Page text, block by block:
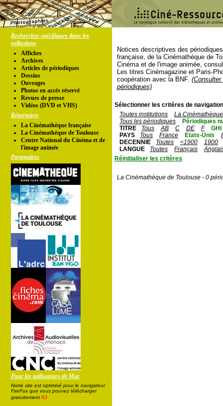
Recherches spécifiques dans les
collections
Affiches
Archives
Articles de périodiques
Dessins
Ouvrages
Photos en accés réservé
Revues de presse
Vidéos (DVD et VHS)
Répertoires
La Cinémathèque française
La Cinémathèque de Toulouse
Centre National du Cinéma et de
l'image animée
Partenaires
Pour les utilisateurs de Mac
Notre site est optimisé pour le navigateur
FireFox que vous pouvez télécharger
gratuitement ici
Notices descriptives des
française, de la Cinémathèque de
Cinéma et de l'image animée,
Les titres Cinémagazine et Paris-
coopération avec la BNF.
périodiques)
Sélectionner les critères de
Toutes institutions
La
Tous les périodiques
Périodiques
TITRE
Tous AB C DE F
GHI
PAYS
Tous France Etats-Unis
DECENNIE
Toutes <1900
1900
LANGUE
Toutes Français
Réinitialiser les critères
La Cinémathèque de Toulouse - 0